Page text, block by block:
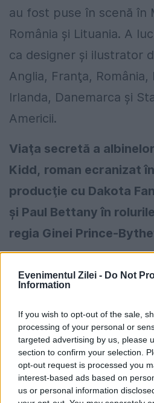
Evenimentul Zilei - Do Not
Information
If you wish to opt-out of the sale,
processing of your personal or
targeted advertising by us, please
section to confirm your selection.
opt-out request is processed you
interest-based ads based on
us or personal information
au fost puse în scenă în
România şi Lituania. A
ca designer şi ilustrator
Anglia, Franţa, România,
Irlanda, Danemarca şi
Americii.
Viaţa secretă a albinelor
Kidd, roman ecranizat
producţie cu Dakota
şi Paul Bettany în
regia Ginei Prince-
Lily Owens are
prietenă de cînd mama
trăsnite, Rosaleen. Să fii
Carolina de Sud a anilor
uşor, aşa că, în ziua în
poate răbda şi îi insultă